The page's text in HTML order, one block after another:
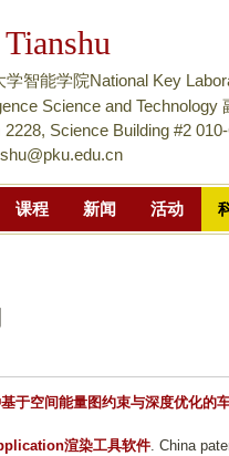
到
页
面
主
学智能学院National Key
Science and Technology
2228, Science Building #2
课程 新闻 活动
于空间能量图约束与深度优化的
渲染工具软件. China